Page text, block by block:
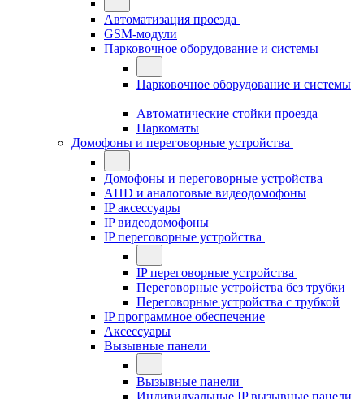
Автоматизация проезда
GSM-модули
Парковочное оборудование и системы
Парковочное оборудование и системы
Автоматические стойки проезда
Паркоматы
Домофоны и переговорные устройства
Домофоны и переговорные устройства
AHD и аналоговые видеодомофоны
IP аксессуары
IP видеодомофоны
IP переговорные устройства
IP переговорные устройства
Переговорные устройства без трубки
Переговорные устройства с трубкой
IP программное обеспечение
Аксессуары
Вызывные панели
Вызывные панели
Индивидуальные IP вызывные панели